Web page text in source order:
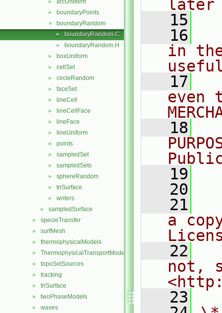
► arcUniform
► boundaryPoints
▼ boundaryRandom
► boundaryRandom.C
► boundaryRandom.H
► boxUniform
► cellSet
► circleRandom
► faceSet
► lineCell
► lineCellFace
► lineFace
► lineUniform
► points
► sampledSet
► sampledSets
► sphereRandom
► triSurface
► writers
► sampledSurface
► specieTransfer
► surfMesh
► thermophysicalModels
► ThermophysicalTransportModels
► topoSetSources
► tracking
► triSurface
► twoPhaseModels
► waves
later
   15
   16
in
   17
even
   18
   19
   20
   21
a
   22
not,
   23